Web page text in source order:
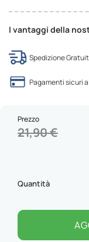
I vantaggi della
Spedizione
Pagamenti sicuri
Prezzo
21,90 €
Quantità